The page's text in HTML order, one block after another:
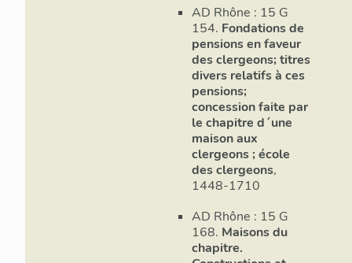
est ensuite
´habitation.
AD Rhône : 15 G
154. Fondations de
pensions en faveur
des clergeons; titres
divers relatifs à ces
pensions;
concession faite par
le chapitre d´une
maison aux
clergeons ; école
des clergeons,
1448-1710
AD Rhône : 15 G
168. Maisons du
chapitre.